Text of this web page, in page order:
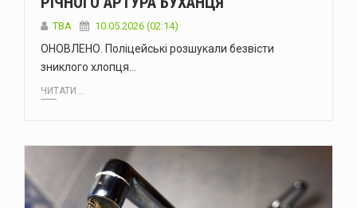
ТВА 10.05.2026 (02:14)
ОНОВЛЕНО. Поліцейські розшукали безвісти
зниклого хлопця…
ЧИТАТИ...